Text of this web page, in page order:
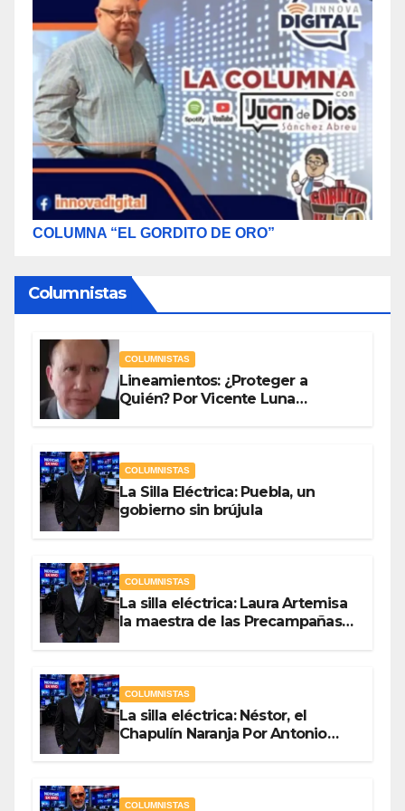
COLUMNA “EL GORDITO DE ORO”
Columnistas
COLUMNISTAS
Lineamientos: ¿Proteger a
Quién? Por Vicente Luna
COLUMNISTAS
La Silla Eléctrica: Puebla, un
gobierno sin brújula
COLUMNISTAS
La silla eléctrica: Laura Artemisa
la maestra de las Precampañas
COLUMNISTAS
La silla eléctrica: Néstor, el
Chapulín Naranja Por Antonio
COLUMNISTAS